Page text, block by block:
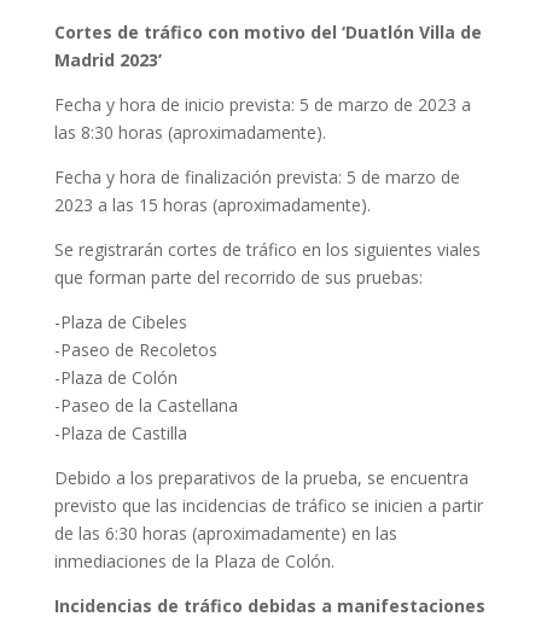
Cortes de tráfico con motivo del ‘Duatlón Villa de
Madrid 2023’
Fecha y hora de inicio prevista: 5 de marzo de 2023 a
las 8:30 horas (aproximadamente).
Fecha y hora de finalización prevista: 5 de marzo de
2023 a las 15 horas (aproximadamente).
Se registrarán cortes de tráfico en los siguientes viales
que forman parte del recorrido de sus pruebas:
-Plaza de Cibeles
-Paseo de Recoletos
-Plaza de Colón
-Paseo de la Castellana
-Plaza de Castilla
Debido a los preparativos de la prueba, se encuentra
previsto que las incidencias de tráfico se inicien a partir
de las 6:30 horas (aproximadamente) en las
inmediaciones de la Plaza de Colón.
Incidencias de tráfico debidas a manifestaciones